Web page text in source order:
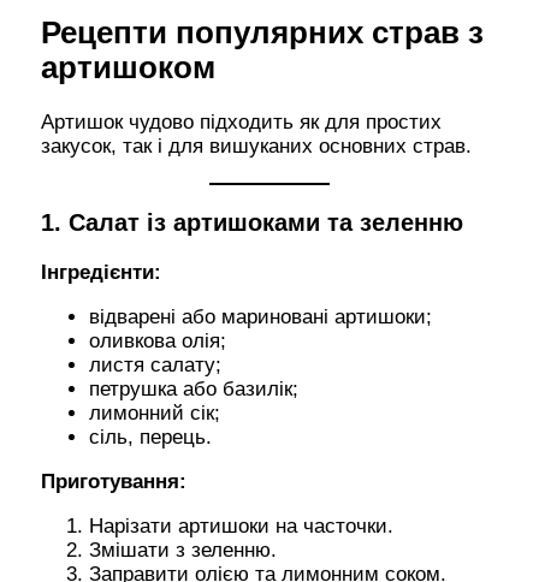
Рецепти популярних страв з
артишоком
Артишок чудово підходить як для простих
закусок, так і для вишуканих основних страв.
1. Салат із артишоками та зеленню
Інгредієнти:
відварені або мариновані артишоки;
оливкова олія;
листя салату;
петрушка або базилік;
лимонний сік;
сіль, перець.
Приготування:
Нарізати артишоки на часточки.
Змішати з зеленню.
Заправити олією та лимонним соком.